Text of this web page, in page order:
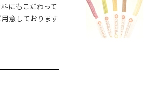
にもこだわって
意しております